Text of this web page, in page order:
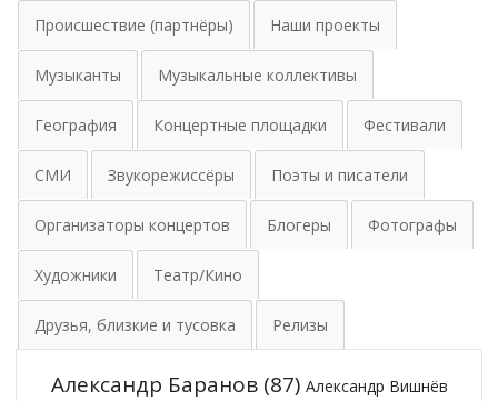
Происшествие (партнёры) Наши проекты
Музыканты Музыкальные коллективы
География Концертные площадки Фестивали
СМИ Звукорежиссёры Поэты и писатели
Организаторы концертов Блогеры Фотографы
Художники Театр/Кино
Друзья, близкие и тусовка Релизы
Александр Баранов(87) Александр Вишнёв